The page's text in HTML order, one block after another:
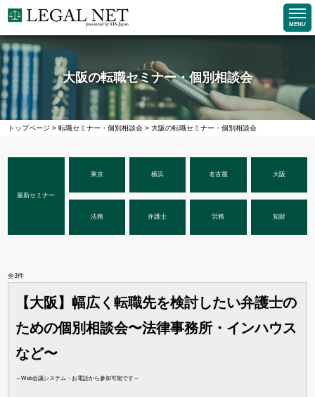
MENU
大阪の転職セミナー・個別相談会
トップページ >転職セミナー・個別相談会>大阪の転職セミナー・個別相談会
最新セミナー
東京 横浜 名古屋 大阪
法務 弁護士 労務 知財
全3件
【大阪】幅広く転職先を検討したい弁護士の
ための個別相談会〜法律事務所・インハウス
など〜
～Web会議システム・お電話から参加可能です～